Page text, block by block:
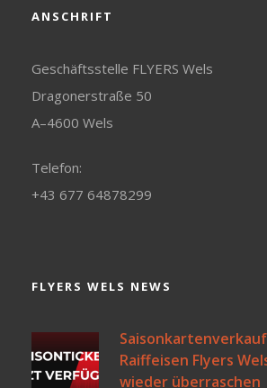
ANSCHRIFT
Geschäftsstelle FLYERS Wels
Dragonerstraße 50
A–4600 Wels
Telefon:
+43 677 64878299
FLYERS WELS NEWS
Raiffeisen Flyers
wieder überraschen